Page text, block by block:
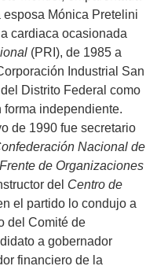
Mónica Pretelini
cardiaca ocasionada
(PRI), de 1985 a
Industrial San
Distrito Federal como
independiente.
de 1990 fue secretario
Nacional de
Frente de Organizaciones
del Centro de
el partido lo condujo a
del Comité de
a gobernador
financiero de la